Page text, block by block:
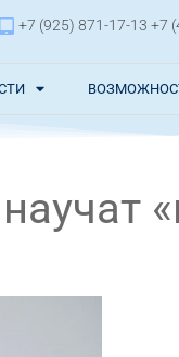
+7 (925) 871-17-13 +7